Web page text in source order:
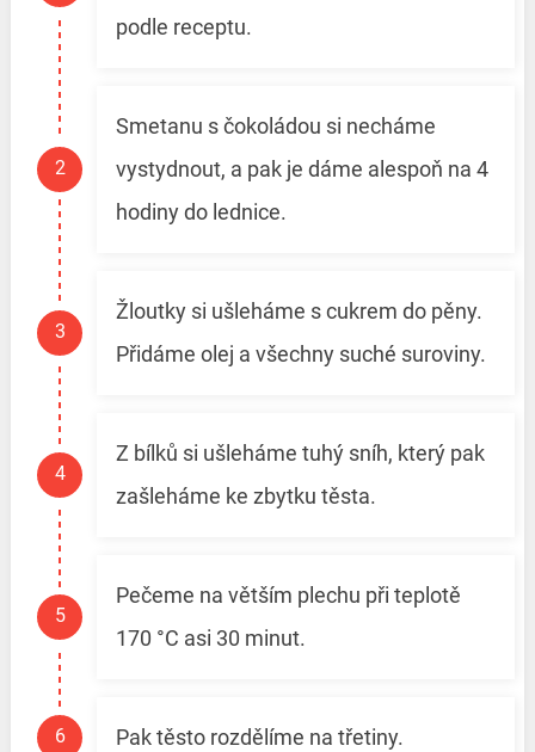
podle receptu.
Smetanu s čokoládou si necháme
vystydnout, a pak je dáme alespoň na 4
hodiny do lednice.
Žloutky si ušleháme s cukrem do pěny.
Přidáme olej a všechny suché suroviny.
Z bílků si ušleháme tuhý sníh, který pak
zašleháme ke zbytku těsta.
Pečeme na větším plechu při teplotě
170 °C asi 30 minut.
Pak těsto rozdělíme na třetiny.